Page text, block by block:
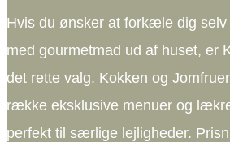
Hvis du ønsker at forkæle dig
med gourmetmad ud af huset, er
det rette valg. Kokken og
række eksklusive menuer og
perfekt til særlige lejligheder.